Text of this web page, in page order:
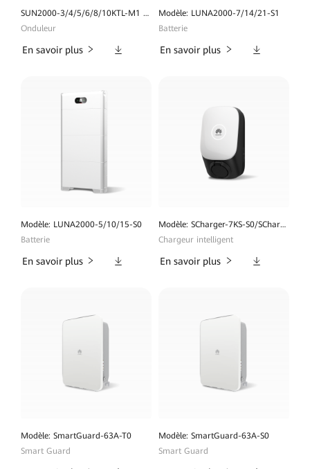
SUN2000-3/4/5/6/8/10KTL-M1 (High Current Version)
Onduleur
En savoir plus Téléchargements
Modèle: LUNA2000-7/14/21-S1
Batterie
En savoir plus
Modèle: LUNA2000-5/10/15-S0
Batterie
En savoir plus Téléchargements
Modèle: SCharger-7KS-S0/SCharger-22KT-S0
Chargeur intelligent
En savoir plus
Modèle: SmartGuard-63A-T0
Smart Guard
Modèle: SmartGuard-63A-S0
Smart Guard